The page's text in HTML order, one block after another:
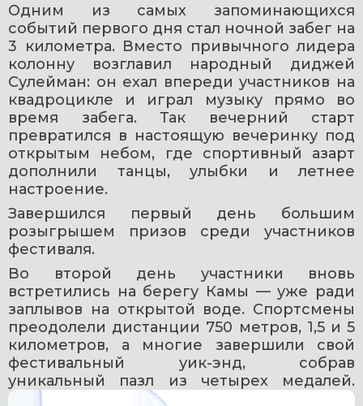
Одним из самых запоминающихся
событий первого дня стал ночной забег на
3 километра. Вместо привычного лидера
колонну возглавил народный диджей
Сулейман: он ехал впереди участников на
квадроцикле и играл музыку прямо во
время забега. Так вечерний старт
превратился в настоящую вечеринку под
открытым небом, где спортивный азарт
дополнили танцы, улыбки и летнее
настроение.
Завершился первый день большим
розыгрышем призов среди участников
фестиваля.
Во второй день участники вновь
встретились на берегу Камы — уже ради
заплывов на открытой воде. Спортсмены
преодолели дистанции 750 метров, 1,5 и 5
километров, а многие завершили свой
фестивальный уик-энд, собрав
уникальный пазл из четырех медалей.